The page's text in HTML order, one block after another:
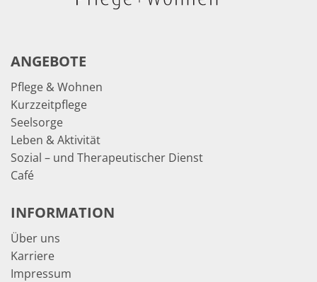
ANGEBOTE
Pflege & Wohnen
Kurzzeitpflege
Seelsorge
Leben & Aktivität
Sozial – und Therapeutischer Dienst
Café
INFORMATION
Über uns
Karriere
Impressum